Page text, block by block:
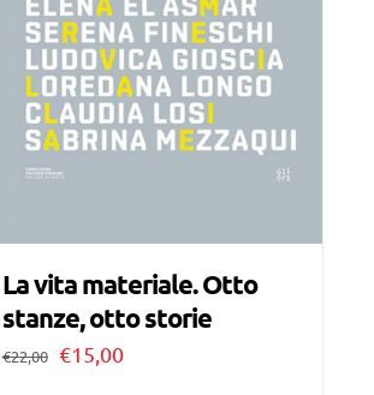
La vita materiale. Otto
stanze, otto storie
€22,00 Il
€15,00Il